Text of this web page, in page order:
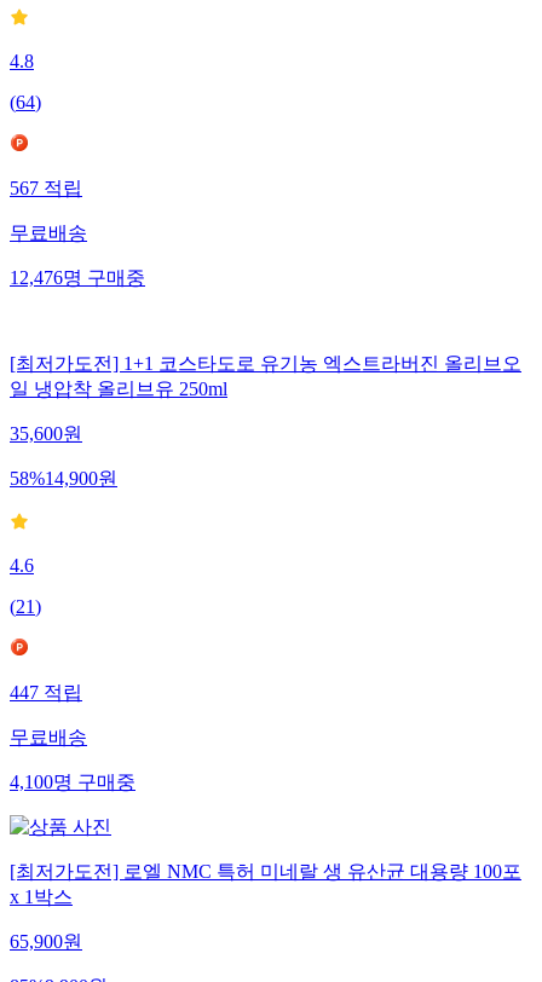
4.8
(64)
567적립
무료배송
12,476명구매중
[최저가도전] 1+1 코스타도로 유기농 엑스트라버진 올리브오
일 냉압착 올리브유 250ml
35,600원
58%14,900원
4.6
(21)
447적립
무료배송
4,100명구매중
[최저가도전] 로엘 NMC 특허 미네랄 생 유산균 대용량 100포
x 1박스
65,900원